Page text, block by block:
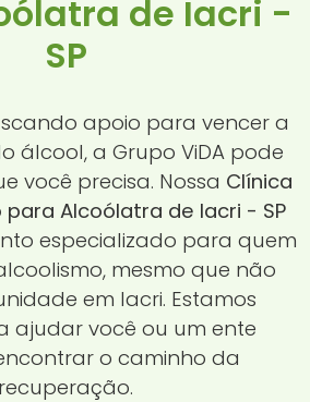
de Iacri -
SP
apoio para vencer a
álcool, a Grupo ViDA pode
você precisa. Nossa Clínica
Alcoólatra de Iacri - SP
especializado para quem
mesmo que não
em Iacri. Estamos
ajudar você ou um ente
o caminho da
recuperação.